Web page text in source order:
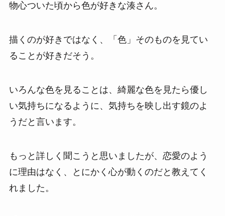
物心ついた頃から色が好きな湊さん。
描くのが好きではなく、「色」そのものを見てい
ることが好きだそう。
いろんな色を見ることは、綺麗な色を見たら優し
い気持ちになるように、気持ちを映し出す鏡のよ
うだと言います。
もっと詳しく聞こうと思いましたが、恋愛のよう
に理由はなく、とにかく心が動くのだと教えてく
れました。